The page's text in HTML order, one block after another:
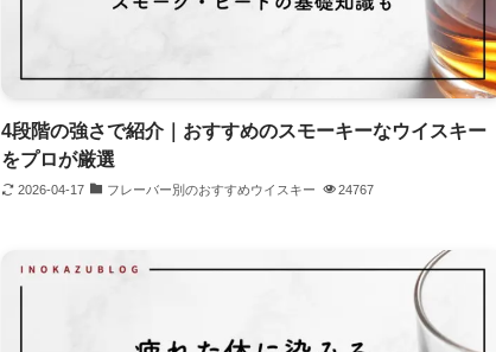
4段階の強さで紹介｜おすすめのスモーキーなウイスキー
をプロが厳選
2026-04-17 フレーバー別のおすすめウイスキー 24767